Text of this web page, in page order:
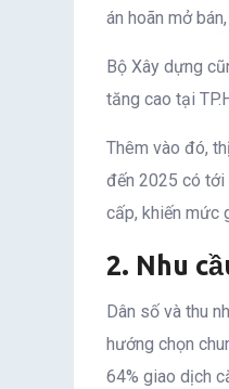
án hoãn mở
Bộ Xây dựng
tăng cao tại
Thêm vào đó,
đến 2025 có tới
cấp, khiến mức
2. Nhu
Dân số và thu
hướng chọn
64% giao dịch